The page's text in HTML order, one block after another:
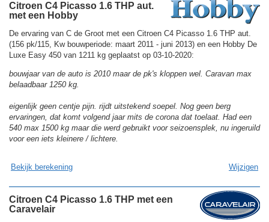
Citroen C4 Picasso 1.6 THP aut.
met een Hobby
De ervaring van C de Groot met een Citroen C4 Picasso 1.6 THP aut.
(156 pk/115, Kw bouwperiode: maart 2011 - juni 2013) en een Hobby De
Luxe Easy 450 van 1211 kg geplaatst op 03-10-2020:
bouwjaar van de auto is 2010 maar de pk's kloppen wel. Caravan max
belaadbaar 1250 kg.
eigenlijk geen centje pijn. rijdt uitstekend soepel. Nog geen berg
ervaringen, dat komt volgend jaar mits de corona dat toelaat. Had een
540 max 1500 kg maar die werd gebruikt voor seizoensplek, nu ingeruild
voor een iets kleinere / lichtere.
Bekijk berekening Wijzigen
Citroen C4 Picasso 1.6 THP met een
Caravelair